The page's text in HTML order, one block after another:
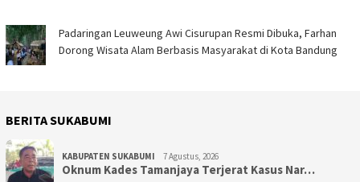
Padaringan Leuweung Awi Cisurupan Resmi Dibuka, Farhan
Dorong Wisata Alam Berbasis Masyarakat di Kota Bandung
BERITA SUKABUMI
KABUPATEN SUKABUMI 7 Agustus, 2026
Oknum Kades Tamanjaya Terjerat Kasus Nar…